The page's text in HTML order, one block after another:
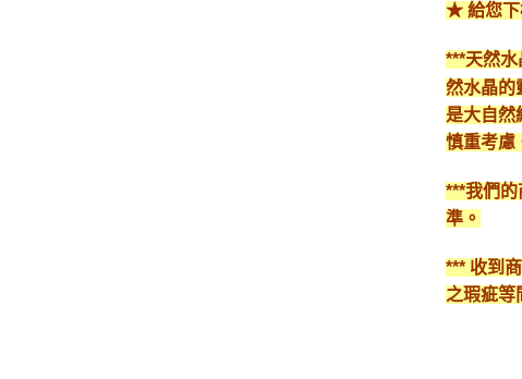
★ 給您下
***天然
然水晶的
是大自然
慎重考慮
***我們
準。
*** 收到
之瑕疵等